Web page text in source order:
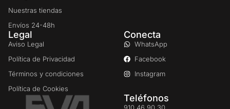
Nuestras tiendas
Envíos 24-48h
Legal
Aviso Legal
Política de Privacidad
Términos y condiciones
Política de Cookies
Conecta
WhatsApp
Facebook
Instagram
Teléfonos
910 46 90 30